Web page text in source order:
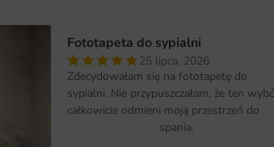
Fototapeta Zieleń Monstery
idealne dopasowanie do każdej
rozmiarach lub zlecić wykonanie
się w Twoje wnętrze. Montaż
specjalistycznych umiejętności.
tylko odkleić zabezpieczającą
Fototapeta do sypialni
25 lipca, 2026
Zdecydowałam się na fototapetę do
sypialni. Nie przypuszczałam, że ten
całkowicie odmieni moją przestrzeń do
spania.